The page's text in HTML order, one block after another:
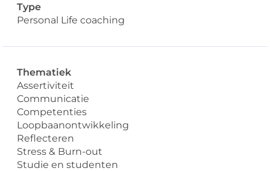
Type
Personal Life coaching
Thematiek
Assertiviteit
Communicatie
Competenties
Loopbaanontwikkeling
Reflecteren
Stress & Burn-out
Studie en studenten